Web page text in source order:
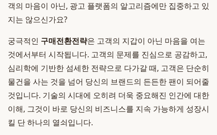
객의 마음이 아닌, 광고 플랫폼의 알고리즘에만 집중하고 있
지는 않으신가요?
궁극적인 구매전환전략은 고객의 지갑이 아닌 마음을 여는
것에서부터 시작됩니다. 고객의 문제를 진심으로 공감하고,
심리학에 기반한 섬세한 전략으로 다가갈 때, 고객은 단순히
물건을 사는 것을 넘어 당신의 브랜드의 든든한 팬이 되어줄
것입니다. 기술의 시대에 오히려 더욱 중요해진 인간에 대한
이해, 그것이 바로 당신의 비즈니스를 지속 가능하게 성장시
킬 단 하나의 열쇠입니다.